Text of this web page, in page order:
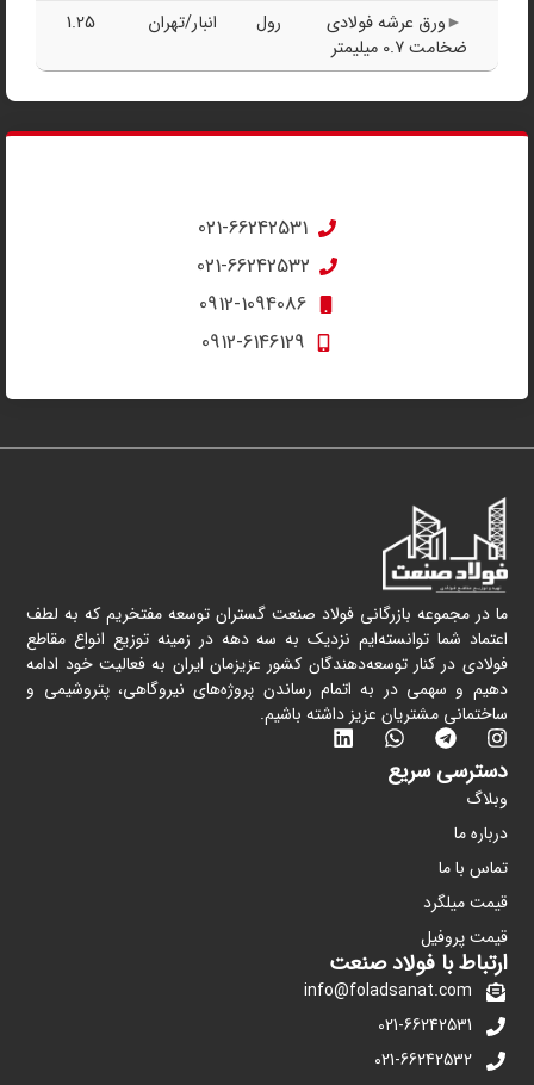
021-66242531
021-66242532
0912-1094086
0912-6146129
ورق عرشه فولادی
ضخامت 0.7 میلیمتر
رول انبار/تهران 1.25
ما در مجموعه بازرگانی فولاد صنعت گستران توسعه مفتخریم که به لطف
اعتماد شما توانسته‌ایم نزدیک به سه دهه در زمینه توزیع انواع مقاطع
فولادی در کنار توسعه‌دهندگان کشور عزیزمان ایران به فعالیت خود ادامه
دهیم و سهمی در به اتمام رساندن پروژه‌های نیروگاهی، پتروشیمی و
ساختمانی مشتریان عزیز داشته باشیم.
دسترسی سریع
وبلاگ
درباره ما
تماس با ما
قیمت میلگرد
قیمت پروفیل
ارتباط با فولاد صنعت
info@foladsanat.com
021-66242531
021-66242532